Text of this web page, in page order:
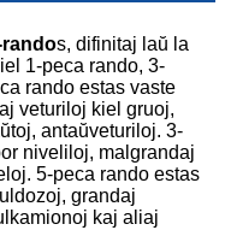
randos, difinitaj laŭ la
1-peca rando, 3-
rando estas vaste
veturiloj kiel gruoj,
antaŭveturiloj. 3-
niveliloj, malgrandaj
5-peca rando estas
grandaj
kaj aliaj